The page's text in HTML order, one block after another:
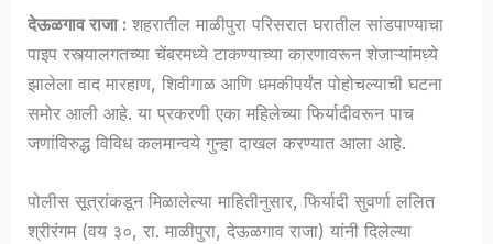
देऊळगाव राजा : शहरातील माळीपुरा परिसरात घरातील सांडपाण्याचा
पाइप रस्त्यालगतच्या चेंबरमध्ये टाकण्याच्या कारणावरून शेजाऱ्यांमध्ये
झालेला वाद मारहाण, शिवीगाळ आणि धमकीपर्यंत पोहोचल्याची घटना
समोर आली आहे. या प्रकरणी एका महिलेच्या फिर्यादीवरून पाच
जणांविरुद्ध विविध कलमान्वये गुन्हा दाखल करण्यात आला आहे.
पोलीस सूत्रांकडून मिळालेल्या माहितीनुसार, फिर्यादी सुवर्णा ललित
श्रीरंगम (वय ३०, रा. माळीपुरा, देऊळगाव राजा) यांनी दिलेल्या